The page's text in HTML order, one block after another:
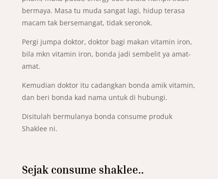
bermaya. Masa tu muda sangat lagi, hidup terasa
macam tak bersemangat, tidak seronok.
Pergi jumpa doktor, doktor bagi makan vitamin iron,
bila mkn vitamin iron, bonda jadi sembelit ya amat-
amat.
Kemudian doktor itu cadangkan bonda amik vitamin,
dan beri bonda kad nama untuk di hubungi.
Disitulah bermulanya bonda consume produk
Shaklee ni.
Sejak consume shaklee..